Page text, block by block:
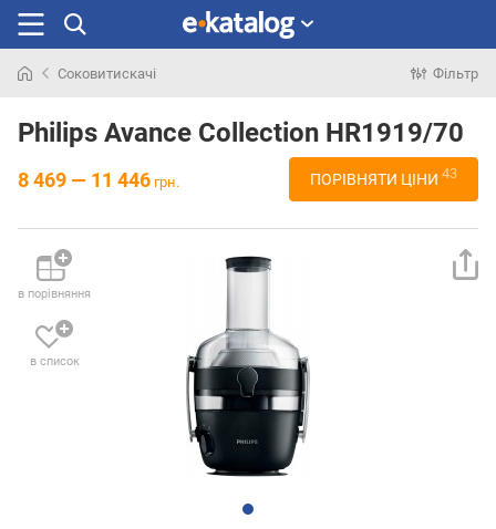
раніше
Соковитискачі Фільтр
Philips Avance Collection HR1919/70
8 469 — 11 446 грн. ПОРІВНЯТИ ЦІНИ 43
в порівняння
в список